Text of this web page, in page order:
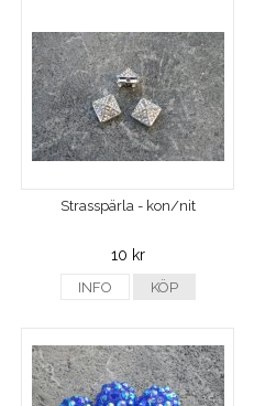
Strasspärla - kon/nit
10 kr
INFO KÖP